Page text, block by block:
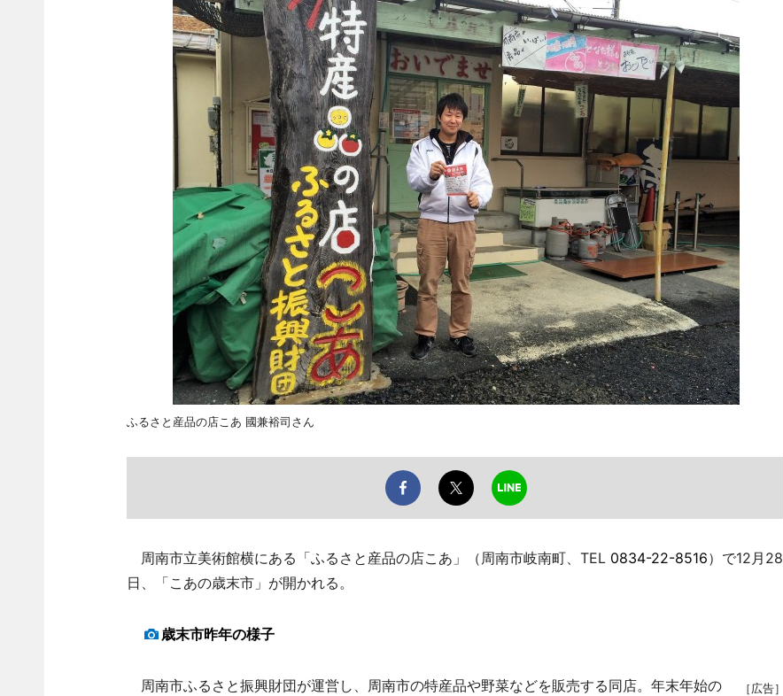
ふるさと産品の店こあ 國兼裕司さん
周南市立美術館横にある「ふるさと産品の店こあ」（周南市岐南町、TEL 0834-22-8516）で12月28
日、「こあの歳末市」が開かれる。
歳末市昨年の様子
［広告］
周南市ふるさと振興財団が運営し、周南市の特産品や野菜などを販売する同店。年末年始の